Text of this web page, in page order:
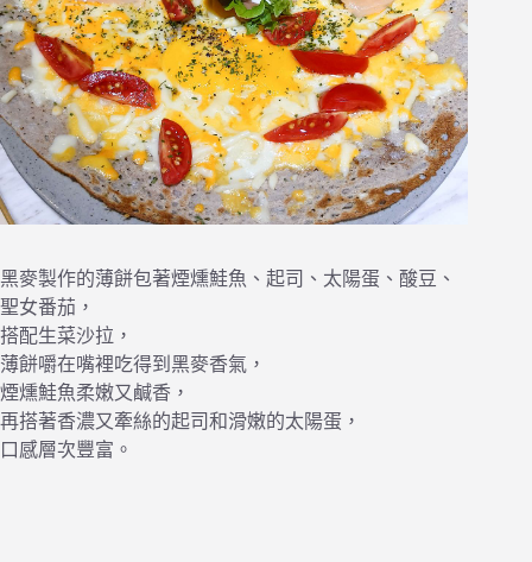
黑麥製作的薄餅包著煙燻鮭魚、起司、太陽蛋、酸豆、
聖女番茄，
搭配生菜沙拉，
薄餅嚼在嘴裡吃得到黑麥香氣，
煙燻鮭魚柔嫩又鹹香，
再搭著香濃又牽絲的起司和滑嫩的太陽蛋，
口感層次豐富。